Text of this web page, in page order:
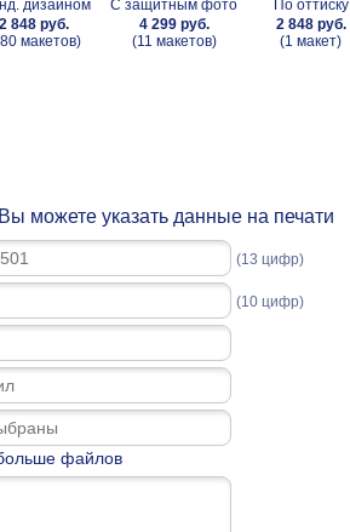
дизайном
2 848 руб.
макетов)
С защитным фото
4 299 руб.
(11 макетов)
По оттиску
2 848 руб.
(1 макет)
можете указать данные на печати
(13 цифр)
(10 цифр)
файлов